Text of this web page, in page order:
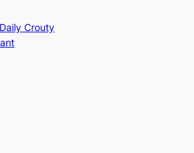
Crouty